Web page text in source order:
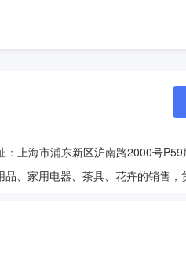
上海市浦东新区沪南路2000号P59